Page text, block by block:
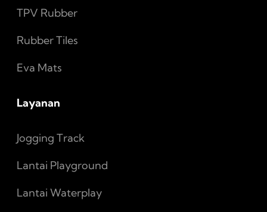
TPV Rubber
Rubber Tiles
Eva Mats
Layanan
Jogging Track
Lantai Playground
Lantai Waterplay